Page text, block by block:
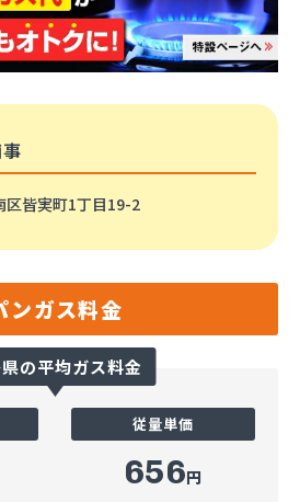
区皆実町1丁目19-2
ンガス料金
の平均ガス料金
従量単価
656円